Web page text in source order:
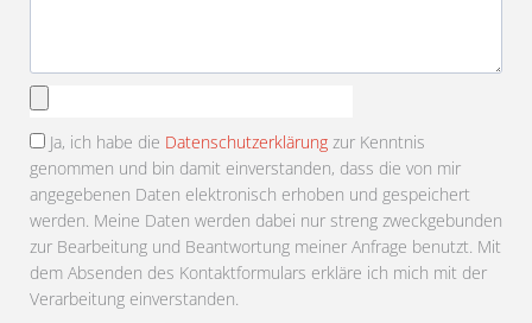
Anhang
Ja, ich habe die Datenschutzerklärung zur Kenntnis
genommen und bin damit einverstanden, dass die von mir
angegebenen Daten elektronisch erhoben und gespeichert
werden. Meine Daten werden dabei nur streng zweckgebunden
zur Bearbeitung und Beantwortung meiner Anfrage benutzt. Mit
dem Absenden des Kontaktformulars erkläre ich mich mit der
Verarbeitung einverstanden.